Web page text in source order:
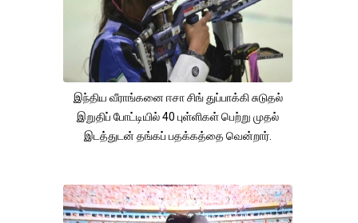
இந்திய வீராங்கனை ஈசா சிங் துப்பாக்கி சுடுதல்
இறுதிப் போட்டியில் 40 புள்ளிகள் பெற்று முதல்
இடத்துடன் தங்கப் பதக்கத்தை வென்றார்.